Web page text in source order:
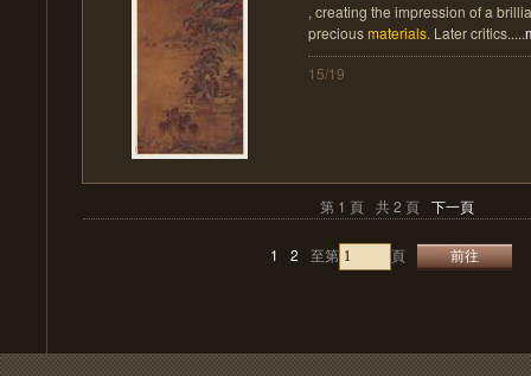
, creating the impression of a
preciousmaterials. Later critics.....
15/19
第 1 頁 共 2 頁 下一頁
1 2 至第 頁